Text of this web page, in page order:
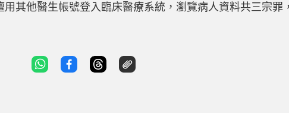
其他醫生帳號登入臨床醫療系統，瀏覽病人資料共三宗罪
一名駐院醫生的臨床工作。醫管局發言人今日（12日）發聲
媒體討論一名實習醫生連串不當行為的貼文後，已採取行